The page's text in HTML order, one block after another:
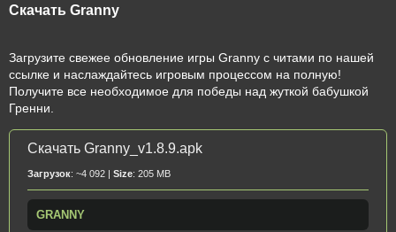
Скачать Granny
Загрузите свежее обновление игры Granny с читами по нашей
ссылке и наслаждайтесь игровым процессом на полную!
Получите все необходимое для победы над жуткой бабушкой
Гренни.
Скачать Granny_v1.8.9.apk
Загрузок: ~4 092 | Size: 205 MB
GRANNY